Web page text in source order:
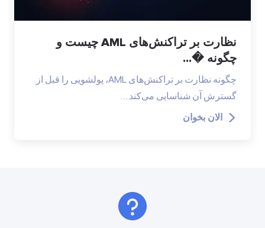
نظارت بر تراکنش‌های AML چیست و
چگونه �...
چگونه نظارت بر تراکنش‌های AML، پولشویی را قبل از
گسترش آن شناسایی می‌کند.…
الان بخوان